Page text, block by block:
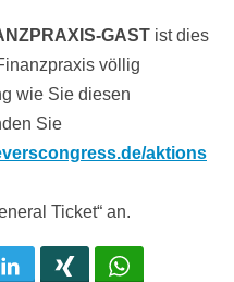
GAST ist dies
völlig
wie Sie diesen
Sie
aktions
Ticket“ an.
LinkedIn